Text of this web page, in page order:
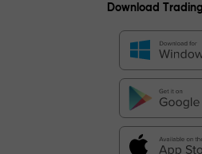
Download